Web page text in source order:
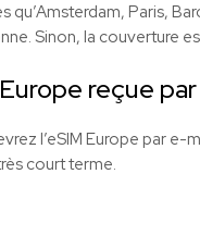
qu’Amsterdam, Paris,
Sinon, la couverture
reçue
l’eSIM Europe par e-
court terme.